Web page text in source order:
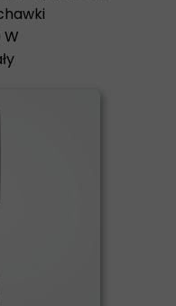
W